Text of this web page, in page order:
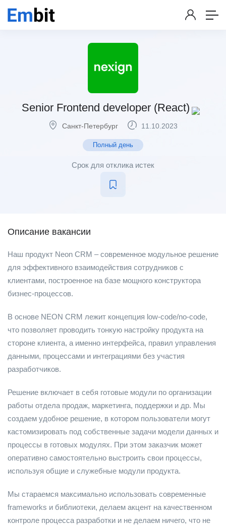
Senior Frontend developer (React)
Санкт-Петербург 11.10.2023
Полный день
Срок для отклика истек
Описание вакансии
Наш продукт Neon CRM – современное модульное решение
для эффективного взаимодействия сотрудников с
клиентами, построенное на базе мощного конструктора
бизнес-процессов.
В основе NEON CRM лежит концепция low-code/no-code,
что позволяет проводить тонкую настройку продукта на
стороне клиента, а именно интерфейса, правил управления
данными, процессами и интеграциями без участия
разработчиков.
Решение включает в себя готовые модули по организации
работы отдела продаж, маркетинга, поддержки и др. Мы
создаем удобное решение, в котором пользователи могут
кастомизировать под собственные задачи модели данных и
процессы в готовых модулях. При этом заказчик может
оперативно самостоятельно выстроить свои процессы,
используя общие и служебные модули продукта.
Мы стараемся максимально использовать современные
frameworks и библиотеки, делаем акцент на качественном
контроле процесса разработки и не делаем ничего, что не